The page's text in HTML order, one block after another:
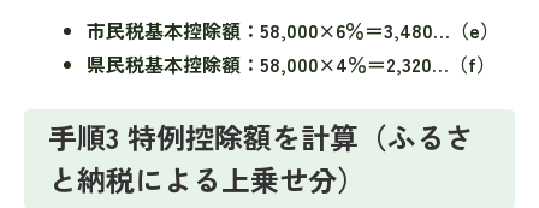
市民税基本控除額：58,000×6％＝3,480…（e）
県民税基本控除額：58,000×4％＝2,320…（f）
手順3 特例控除額を計算（ふるさ
と納税による上乗せ分）